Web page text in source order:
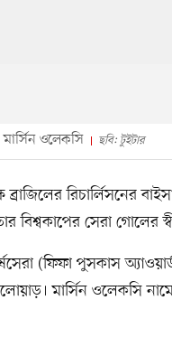
ওলেকসি ছবি: টুইটার
ব্রাজিলের
সেরা গোলের
(ফিফা পুসকাস
মার্সিন ওলেকসি